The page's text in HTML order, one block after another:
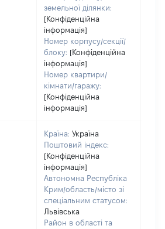
земельної ділянки:
[Конфіденційна
інформація]
Номер корпусу/секції/
блоку: [Конфіденційна
інформація]
Номер квартири/
кімнати/гаражу:
[Конфіденційна
інформація]
Країна: Україна
Поштовий індекс:
[Конфіденційна
інформація]
Автономна Республіка
Крим/область/місто зі
спеціальним статусом:
Львівська
Район в області та